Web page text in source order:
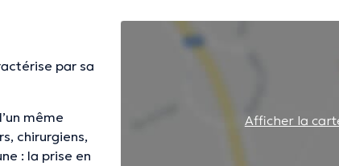
par sa
même
chirurgiens,
: la prise en
Afficher la